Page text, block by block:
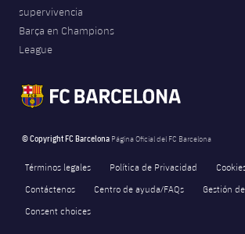
supervivencia
Barça en Champions
League
© Copyright FC Barcelona Página Oficial del FC Barcelona
Términos legales Política de Privacidad
Contáctenos
Centro de ayuda/FAQs
Gestión
Consent choices